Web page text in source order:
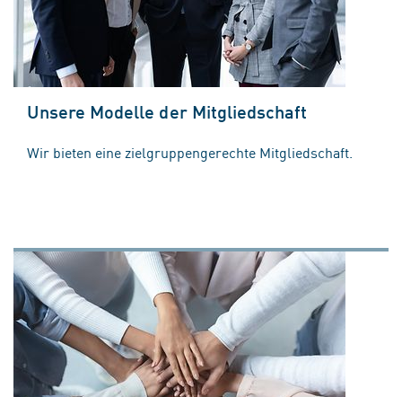
Unsere Modelle der Mitgliedschaft
Wir bieten eine zielgruppengerechte Mitgliedschaft.